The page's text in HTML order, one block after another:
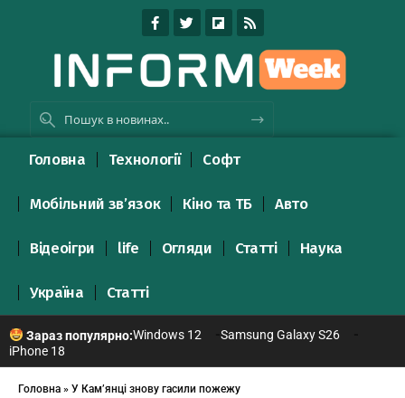
Головна Технології Софт
Мобільний зв’язок Кіно та ТБ Авто
Відеоігри life Огляди Статті Наука
Україна Статті
Зараз популярно:Windows 12
Samsung Galaxy S26
iPhone 18
Головна » У Кам’янці знову гасили пожежу